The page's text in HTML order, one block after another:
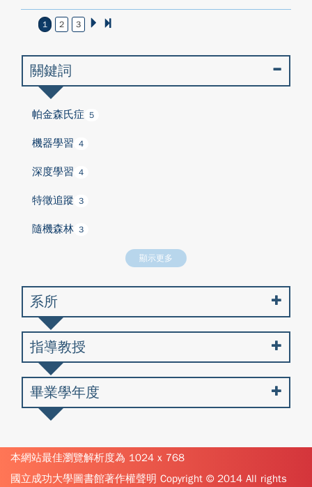
1 2 3
關鍵詞
帕金森氏症 5
機器學習 4
深度學習 4
特徵追蹤 3
隨機森林 3
顯示更多
系所
指導教授
畢業學年度
本網站最佳瀏覽解析度為 1024 x 768
國立成功大學圖書館著作權聲明 Copyright © 2014 All rights